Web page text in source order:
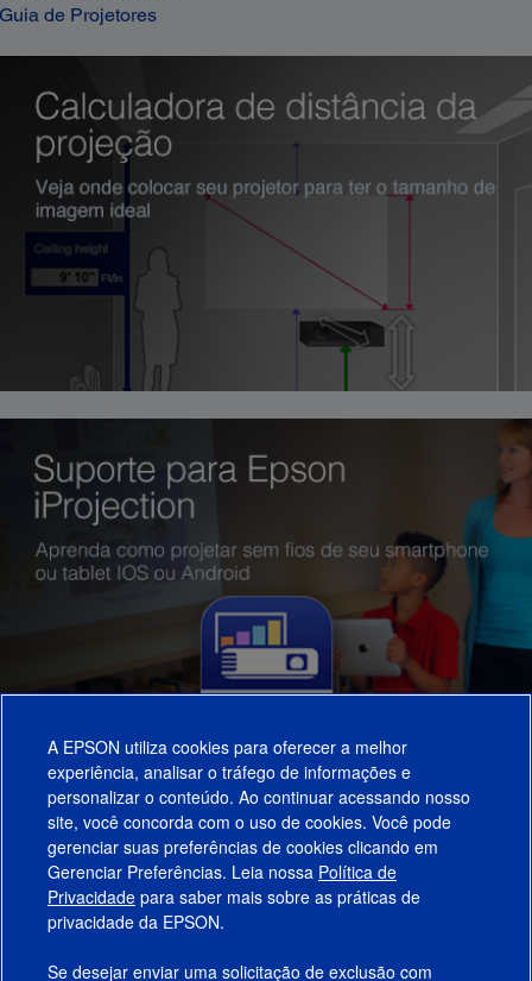
Guia de Projetores
Produtos
Suporte
Links Sugeridos
A EPSON utiliza cookies para oferecer a melhor
experiência, analisar o tráfego de informações e
personalizar o conteúdo. Ao continuar acessando nosso
site, você concorda com o uso de cookies. Você pode
gerenciar suas preferências de cookies clicando em
Gerenciar Preferências. Leia nossa Política de
Privacidade para saber mais sobre as práticas de
privacidade da EPSON.
Se desejar enviar uma solicitação de exclusão com